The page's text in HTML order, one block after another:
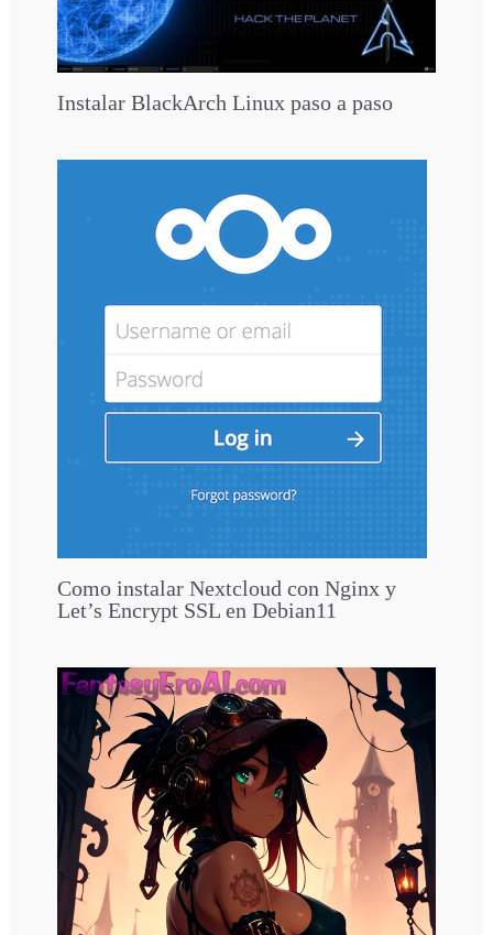
Instalar BlackArch Linux paso a paso
Como instalar Nextcloud con Nginx y
Let’s Encrypt SSL en Debian11